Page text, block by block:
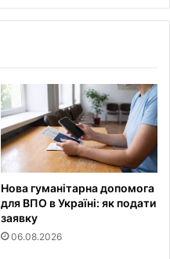
Нова гуманітарна допомога
для ВПО в Україні: як подати
заявку
06.08.2026